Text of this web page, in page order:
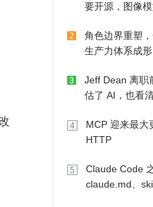
要开源，图像
2
角色边界重塑
生产力体系成形
3
Jeff Dean 离职
估了 AI，也看
4
MCP 迎来最大
HTTP
5
Claude Code
claude.md、